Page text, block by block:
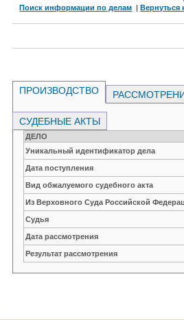
Поиск информации по делам |Вернуться
ПРОИЗВОДСТВО
СУДЕБНЫЕ АКТЫ
ДЕЛО
Уникальный идентификатор дела
Дата поступления
Вид обжалуемого судебного акта
Из Верховного Суда Российской
Судья
Дата рассмотрения
Результат рассмотрения